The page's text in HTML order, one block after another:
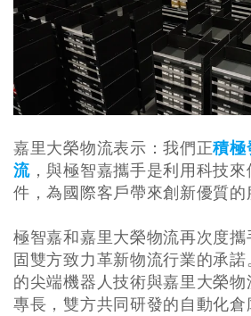
嘉里大榮物流表示：我們正積極
流，與極智嘉攜手是利用科技
件，為國際客戶帶來創新優質的
極智嘉和嘉里大榮物流再次度
固雙方致力革新物流行業的承
的尖端機器人技術與嘉里大榮
專長，雙方共同研發的自動化